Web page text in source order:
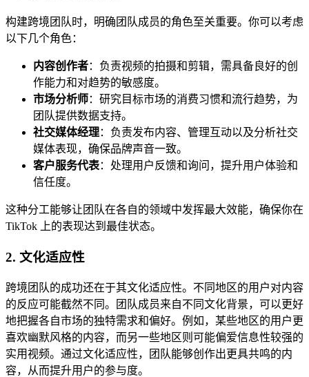
构建跨境团队时，明确团队成员的角色至关重要。你可以考虑
以下几个角色：
内容创作者：负责视频的拍摄和剪辑，需具备良好的创
作能力和对趋势的敏感度。
市场分析师：研究目标市场的消费习惯和流行趋势，为
团队提供数据支持。
社交媒体经理：负责发布内容、管理互动以及分析社交
媒体表现，确保品牌声音一致。
客户服务代表：处理用户反馈和询问，提升用户体验和
信任度。
这种分工能够让团队在各自的领域中发挥最大效能，确保你在
TikTok 上的表现达到最佳状态。
2. 文化适应性
跨境团队的成功还在于其文化适应性。不同地区的用户对内容
的反应可能截然不同。团队成员来自不同文化背景，可以更好
地把握各自市场的独特需求和偏好。例如，某些地区的用户更
喜欢幽默风格的内容，而另一些地区则可能偏爱信息性较强的
实用视频。通过文化适应性，团队能够创作出更具共鸣的内
容，从而提升用户的参与度。